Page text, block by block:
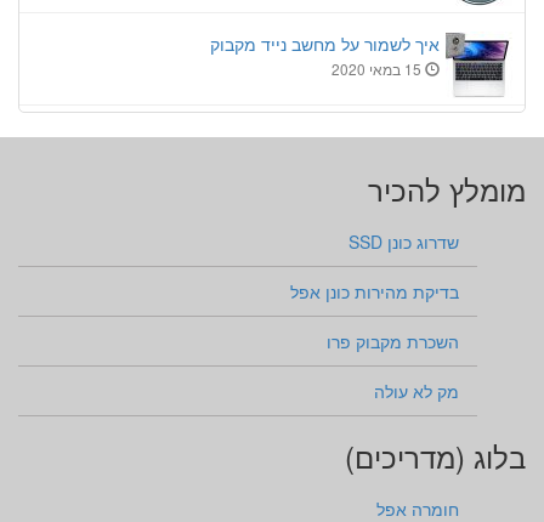
איך לשמור על מחשב נייד מקבוק
מומלץ להכיר
שדרוג כונן SSD
בדיקת מהירות כונן אפל
השכרת מקבוק פרו
מק לא עולה
בלוג (מדריכים)
חומרה אפל